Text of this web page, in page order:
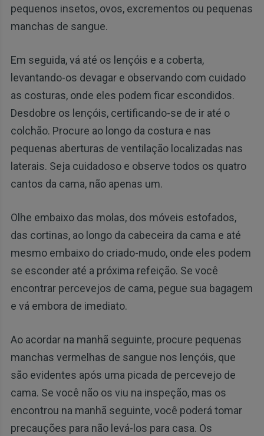
pequenos insetos, ovos, excrementos ou pequenas
manchas de sangue.
Em seguida, vá até os lençóis e a coberta,
levantando-os devagar e observando com cuidado
as costuras, onde eles podem ficar escondidos.
Desdobre os lençóis, certificando-se de ir até o
colchão. Procure ao longo da costura e nas
pequenas aberturas de ventilação localizadas nas
laterais. Seja cuidadoso e observe todos os quatro
cantos da cama, não apenas um.
Olhe embaixo das molas, dos móveis estofados,
das cortinas, ao longo da cabeceira da cama e até
mesmo embaixo do criado-mudo, onde eles podem
se esconder até a próxima refeição. Se você
encontrar percevejos de cama, pegue sua bagagem
e vá embora de imediato.
Ao acordar na manhã seguinte, procure pequenas
manchas vermelhas de sangue nos lençóis, que
são evidentes após uma picada de percevejo de
cama. Se você não os viu na inspeção, mas os
encontrou na manhã seguinte, você poderá tomar
precauções para não levá-los para casa. Os